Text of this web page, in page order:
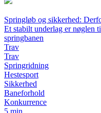
Springløb og sikkerhed:
Et stabilt underlag er nøglen
springbanen
Trav
Trav
Springridning
Hestesport
Sikkerhed
Baneforhold
Konkurrence